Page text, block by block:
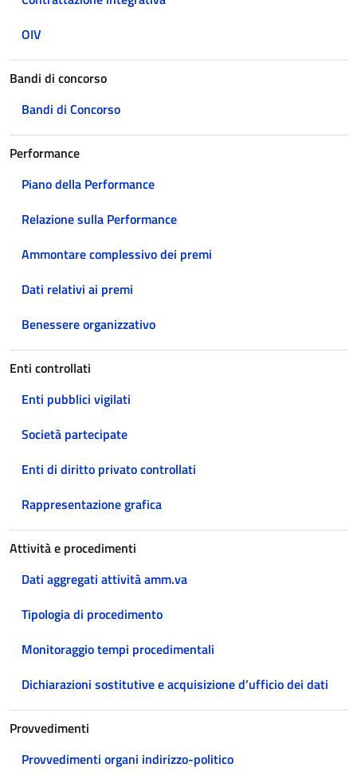
OIV
Bandi di concorso
Bandi di Concorso
Performance
Piano della Performance
Relazione sulla Performance
Ammontare complessivo dei premi
Dati relativi ai premi
Benessere organizzativo
Enti controllati
Enti pubblici vigilati
Società partecipate
Enti di diritto privato controllati
Rappresentazione grafica
Attività e procedimenti
Dati aggregati attività amm.va
Tipologia di procedimento
Monitoraggio tempi procedimentali
Dichiarazioni sostitutive e acquisizione d’ufficio dei dati
Provvedimenti
Provvedimenti organi indirizzo-politico